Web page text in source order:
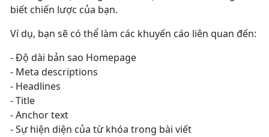
biết chiến lược của bạn.
Ví dụ, bạn sẽ có thể làm các khuyến cáo liên quan đến:
- Độ dài bản sao Homepage
- Meta descriptions
- Headlines
- Title
- Anchor text
- Sự hiện diện của từ khóa trong bài viết